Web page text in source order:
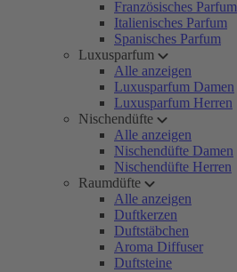
Französisches Parfum
Italienisches Parfum
Spanisches Parfum
Luxusparfum
Alle anzeigen
Luxusparfum Damen
Luxusparfum Herren
Nischendüfte
Alle anzeigen
Nischendüfte Damen
Nischendüfte Herren
Raumdüfte
Alle anzeigen
Duftkerzen
Duftstäbchen
Aroma Diffuser
Duftsteine